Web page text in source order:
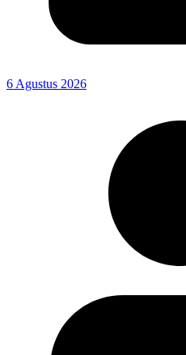
6 Agustus 2026